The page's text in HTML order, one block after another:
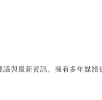
與最新資訊。擁有多年媒體